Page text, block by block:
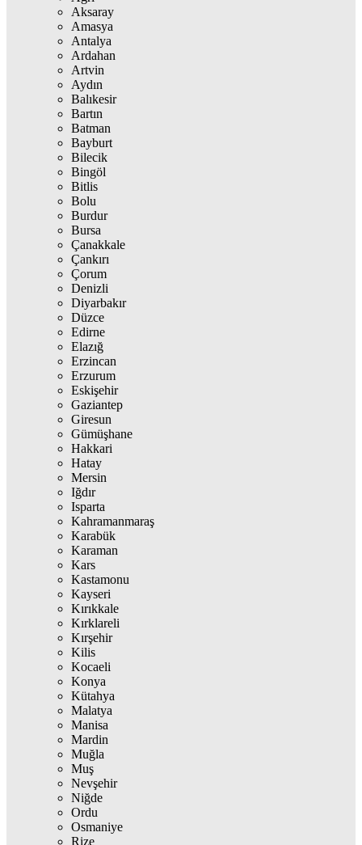
Aksaray
Amasya
Antalya
Ardahan
Artvin
Aydın
Balıkesir
Bartın
Batman
Bayburt
Bilecik
Bingöl
Bitlis
Bolu
Burdur
Bursa
Çanakkale
Çankırı
Çorum
Denizli
Diyarbakır
Düzce
Edirne
Elazığ
Erzincan
Erzurum
Eskişehir
Gaziantep
Giresun
Gümüşhane
Hakkari
Hatay
Mersin
Iğdır
Isparta
Kahramanmaraş
Karabük
Karaman
Kars
Kastamonu
Kayseri
Kırıkkale
Kırklareli
Kırşehir
Kilis
Kocaeli
Konya
Kütahya
Malatya
Manisa
Mardin
Muğla
Muş
Nevşehir
Niğde
Ordu
Osmaniye
Rize